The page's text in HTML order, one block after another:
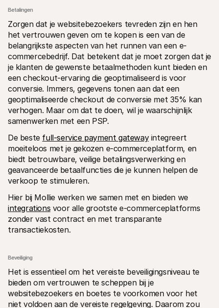
Betalingen
Zorgen dat je websitebezoekers tevreden zijn en hen
het vertrouwen geven om te kopen is een van de
belangrijkste aspecten van het runnen van een e-
commercebedrijf. Dat betekent dat je moet zorgen dat je
je klanten de gewenste betaalmethoden kunt bieden en
een checkout-ervaring die geoptimaliseerd is voor
conversie. Immers, gegevens tonen aan dat een
geoptimaliseerde checkout de conversie met 35% kan
verhogen. Maar om dat te doen, wil je waarschijnlijk
samenwerken met een PSP.
De beste full-service payment gateway integreert
moeiteloos met je gekozen e-commerceplatform, en
biedt betrouwbare, veilige betalingsverwerking en
geavanceerde betaalfuncties die je kunnen helpen de
verkoop te stimuleren.
Hier bij Mollie werken we samen met en bieden we
integrations voor alle grootste e-commerceplatforms
zonder vast contract en met transparante
transactiekosten.
Beveiliging
Het is essentieel om het vereiste beveiligingsniveau te
bieden om vertrouwen te scheppen bij je
websitebezoekers en boetes te voorkomen voor het
niet voldoen aan de vereiste regelgeving. Daarom zou